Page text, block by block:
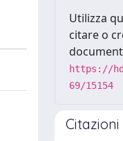
Utilizza
citare o
https://
69/15154
Citazioni